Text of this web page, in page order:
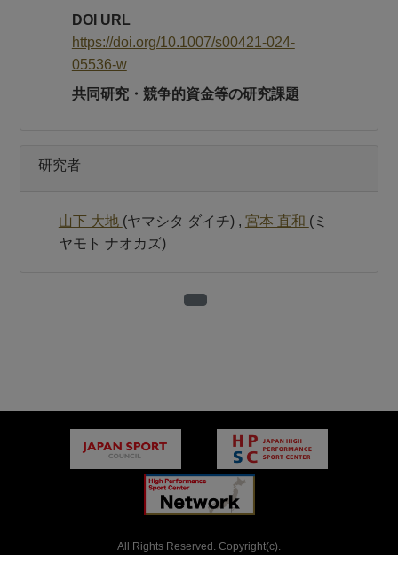
DOI URL
https://doi.org/10.1007/s00421-024-
05536-w
共同研究・競争的資金等の研究課題
研究者
山下 大地 (ヤマシタ ダイチ) , 宮本 直和 (ミ
ヤモト ナオカズ)
All Rights Reserved. Copyright(c).